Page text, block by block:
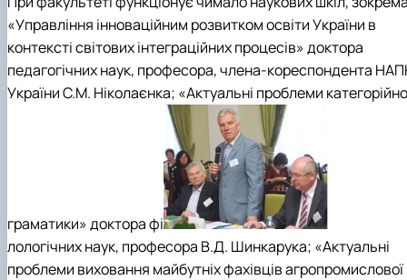
«Управління інноваційним розвитком освіти України в
контексті світових інтеграційних процесів» доктора
педагогічних наук, професора, члена-кореспондента
України С.М. Ніколаєнка; «Актуальні проблеми
граматики» доктора фі
лологічних наук, професора В.Д. Шинкарука; «Актуальні
проблеми виховання майбутніх фахівців агропромислової